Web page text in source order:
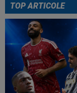
12:54
A plecat de
îi cere o avere: 15
12:54 Lovitură de
12:35
Peluza
jucătorii și
TOP ARTICOLE